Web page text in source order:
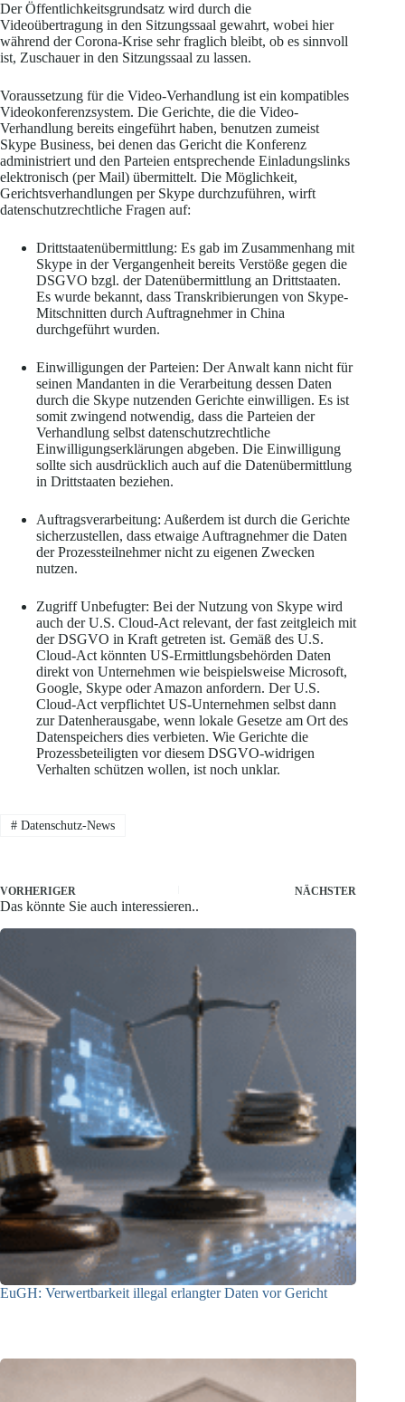
Der Öffentlichkeitsgrundsatz wird durch die
Videoübertragung in den Sitzungssaal gewahrt, wobei hier
während der Corona-Krise sehr fraglich bleibt, ob es sinnvoll
ist, Zuschauer in den Sitzungssaal zu lassen.
Voraussetzung für die Video-Verhandlung ist ein kompatibles
Videokonferenzsystem. Die Gerichte, die die Video-
Verhandlung bereits eingeführt haben, benutzen zumeist
Skype Business, bei denen das Gericht die Konferenz
administriert und den Parteien entsprechende Einladungslinks
elektronisch (per Mail) übermittelt. Die Möglichkeit,
Gerichtsverhandlungen per Skype durchzuführen, wirft
datenschutzrechtliche Fragen auf:
Drittstaatenübermittlung: Es gab im Zusammenhang mit
Skype in der Vergangenheit bereits Verstöße gegen die
DSGVO bzgl. der Datenübermittlung an Drittstaaten.
Es wurde bekannt, dass Transkribierungen von Skype-
Mitschnitten durch Auftragnehmer in China
durchgeführt wurden.
Einwilligungen der Parteien: Der Anwalt kann nicht für
seinen Mandanten in die Verarbeitung dessen Daten
durch die Skype nutzenden Gerichte einwilligen. Es ist
somit zwingend notwendig, dass die Parteien der
Verhandlung selbst datenschutzrechtliche
Einwilligungserklärungen abgeben. Die Einwilligung
sollte sich ausdrücklich auch auf die Datenübermittlung
in Drittstaaten beziehen.
Auftragsverarbeitung: Außerdem ist durch die Gerichte
sicherzustellen, dass etwaige Auftragnehmer die Daten
der Prozessteilnehmer nicht zu eigenen Zwecken
nutzen.
Zugriff Unbefugter: Bei der Nutzung von Skype wird
auch der U.S. Cloud-Act relevant, der fast zeitgleich mit
der DSGVO in Kraft getreten ist. Gemäß des U.S.
Cloud-Act könnten US-Ermittlungsbehörden Daten
direkt von Unternehmen wie beispielsweise Microsoft,
Google, Skype oder Amazon anfordern. Der U.S.
Cloud-Act verpflichtet US-Unternehmen selbst dann
zur Datenherausgabe, wenn lokale Gesetze am Ort des
Datenspeichers dies verbieten. Wie Gerichte die
Prozessbeteiligten vor diesem DSGVO-widrigen
Verhalten schützen wollen, ist noch unklar.
#Datenschutz-News
VORHERIGER NÄCHSTER
Das könnte Sie auch interessieren..
EuGH: Verwertbarkeit illegal erlangter Daten vor Gericht